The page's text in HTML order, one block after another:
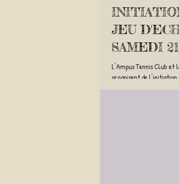
JEU
SAMEDI
2023
L'Ampus Tennis Club et
organisent de l'initiation